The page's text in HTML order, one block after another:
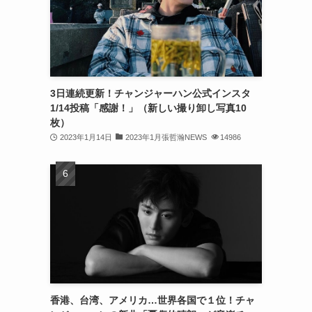
(32)
(30)
(32)
(32)
(26)
(23)
(13)
(8)
3日連続更新！チャンジャーハン公式インスタ
1/14投稿「感謝！」（新しい撮り卸し写真10
枚）
2023年1月14日 2023年1月張哲瀚NEWS 14986
香港、台湾、アメリカ…世界各国で１位！チャ